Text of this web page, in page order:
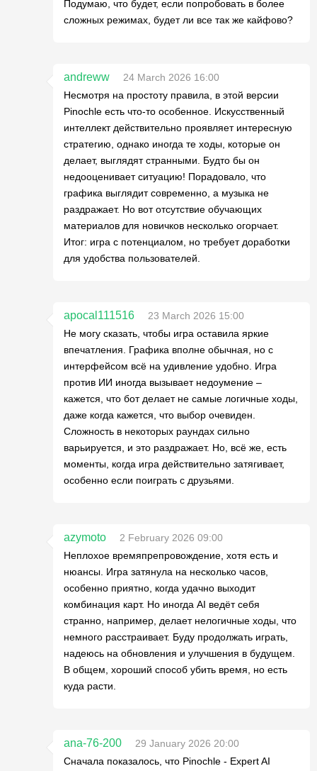
Подумаю, что будет, если попробовать в более
сложных режимах, будет ли все так же кайфово?
andreww
24 March 2026 16:00
Несмотря на простоту правила, в этой версии
Pinochle есть что-то особенное. Искусственный
интеллект действительно проявляет интересную
стратегию, однако иногда те ходы, которые он
делает, выглядят странными. Будто бы он
недооценивает ситуацию! Порадовало, что
графика выглядит современно, а музыка не
раздражает. Но вот отсутствие обучающих
материалов для новичков несколько огорчает.
Итог: игра с потенциалом, но требует доработки
для удобства пользователей.
apocal111516
23 March 2026 15:00
Не могу сказать, чтобы игра оставила яркие
впечатления. Графика вполне обычная, но с
интерфейсом всё на удивление удобно. Игра
против ИИ иногда вызывает недоумение –
кажется, что бот делает не самые логичные ходы,
даже когда кажется, что выбор очевиден.
Сложность в некоторых раундах сильно
варьируется, и это раздражает. Но, всё же, есть
моменты, когда игра действительно затягивает,
особенно если поиграть с друзьями.
azymoto
2 February 2026 09:00
Неплохое времяпрепровождение, хотя есть и
нюансы. Игра затянула на несколько часов,
особенно приятно, когда удачно выходит
комбинация карт. Но иногда AI ведёт себя
странно, например, делает нелогичные ходы, что
немного расстраивает. Буду продолжать играть,
надеюсь на обновления и улучшения в будущем.
В общем, хороший способ убить время, но есть
куда расти.
ana-76-200
29 January 2026 20:00
Сначала показалось, что Pinochle - Expert AI